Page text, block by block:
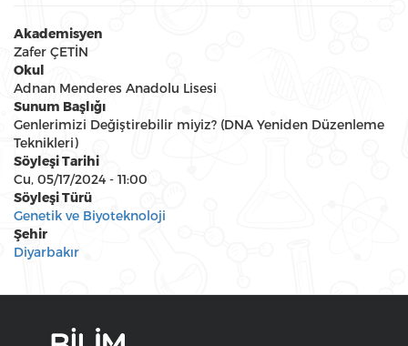
Akademisyen
Zafer ÇETİN
Okul
Adnan Menderes Anadolu Lisesi
Sunum Başlığı
Genlerimizi Değiştirebilir miyiz? (DNA Yeniden Düzenleme
Teknikleri)
Söyleşi Tarihi
Cu, 05/17/2024 - 11:00
Söyleşi Türü
Genetik ve Biyoteknoloji
Şehir
Diyarbakır